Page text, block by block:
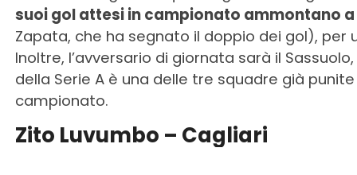
suoi gol attesi in campionato ammontano a
Zapata, che ha segnato il doppio dei gol), per
Inoltre, l’avversario di giornata sarà il
della Serie A è una delle tre squadre già
campionato.
Zito Luvumbo – Cagliari